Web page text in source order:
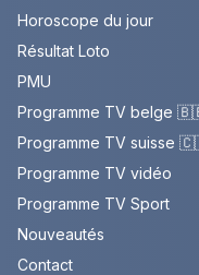
Horoscope du jour
Résultat Loto
PMU
Programme TV belge
Programme TV suisse
Programme TV vidéo
Programme TV Sport
Nouveautés
Contact